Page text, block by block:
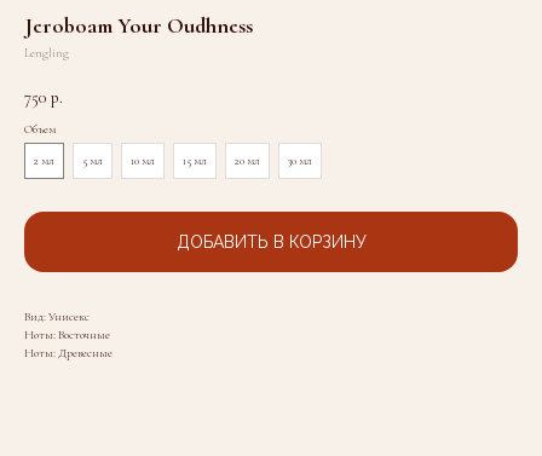
Jeroboam Your Oudhness
Lengling
750 р.
Объем
2 мл 5 мл 10 мл 15 мл 20 мл 30 мл
ДОБАВИТЬ В КОРЗИНУ
Вид: Унисекс
Ноты: Восточные
Ноты: Древесные